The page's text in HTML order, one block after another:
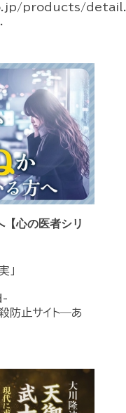
products/
心の医者シリ
」
止サイト―あ